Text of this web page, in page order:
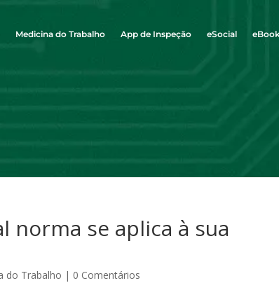
Medicina do Trabalho App de Inspeção eSocial
norma se aplica à sua
do Trabalho | 0 Comentários